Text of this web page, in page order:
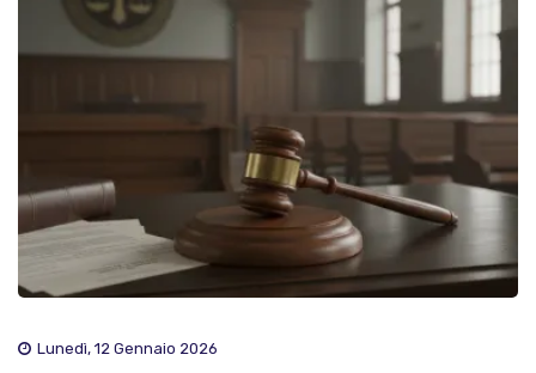
Lunedì, 12 Gennaio 2026